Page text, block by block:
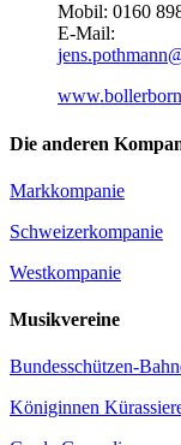
Mobil: 0160
E-Mail:
Die anderen
Markkompanie
Schweizerkompanie
Westkompanie
Musikvereine
Bundesschützen-
Königinnen